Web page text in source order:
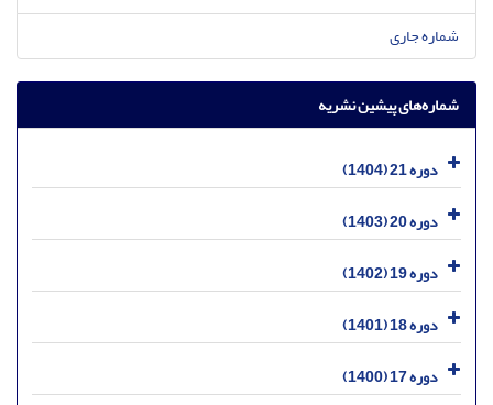
شماره جاری
شماره‌های پیشین نشریه
دوره 21 (1404)
دوره 20 (1403)
دوره 19 (1402)
دوره 18 (1401)
دوره 17 (1400)